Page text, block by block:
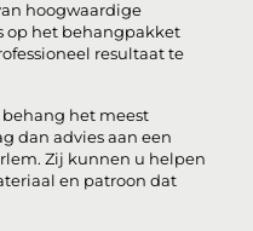
hoogwaardige
op het behangpakket
resultaat te
behang het meest
dan advies aan een
Zij kunnen u helpen
en patroon dat